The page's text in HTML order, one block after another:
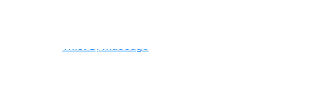
Thiết Bị Massage